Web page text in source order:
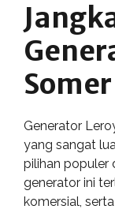
Somer
Generator
yang sangat
pilihan populer
generator ini
komersial,